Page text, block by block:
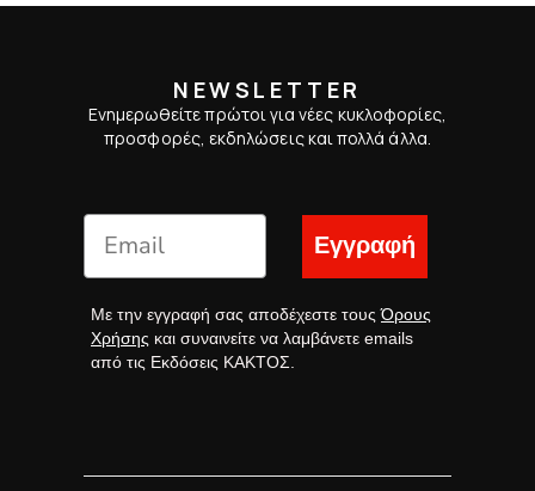
NEWSLETTER
Ενημερωθείτε πρώτοι για νέες κυκλοφορίες,
προσφορές, εκδηλώσεις και πολλά άλλα.
Εγγραφή
Με την εγγραφή σας αποδέχεστε τουςΌρους
Χρήσης και συναινείτε να λαμβάνετε emails
από τις Εκδόσεις ΚΑΚΤΟΣ.